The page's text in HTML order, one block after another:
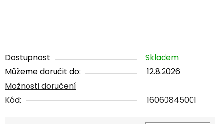
Dostupnost
Skladem
Můžeme doručit do:
12.8.2026
Možnosti doručení
Kód:
16060845001